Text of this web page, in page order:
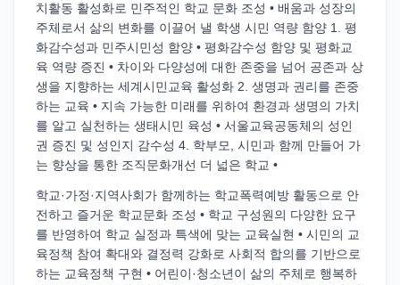
치활동 활성화로 민주적인 학교 문화 조성 • 배움과 성장의
주체로서 삶의 변화를 이끌어 낼 학생 시민 역량 함양 1. 평
화감수성과 민주시민성 함양 • 평화감수성 함양 및 평화교
육 역량 증진 • 차이와 다양성에 대한 존중을 넘어 공존과 상
생을 지향하는 세계시민교육 활성화 2. 생명과 권리를 존중
하는 교육 • 지속 가능한 미래를 위하여 환경과 생명의 가치
를 알고 실천하는 생태시민 육성 • 서울교육공동체의 성인
권 증진 및 성인지 감수성 4. 학부모, 시민과 함께 만들어 가
는 향상을 통한 조직문화개선 더 넓은 학교 •
학교·가정·지역사회가 함께하는 학교폭력예방 활동으로 안
전하고 즐거운 학교문화 조성 • 학교 구성원의 다양한 요구
를 반영하여 학교 실정과 특색에 맞는 교육실현 • 시민의 교
육정책 참여 확대와 결정력 강화로 사회적 합의를 기반으로
하는 교육정책 구현 • 어린이·청소년이 삶의 주체로 행복하